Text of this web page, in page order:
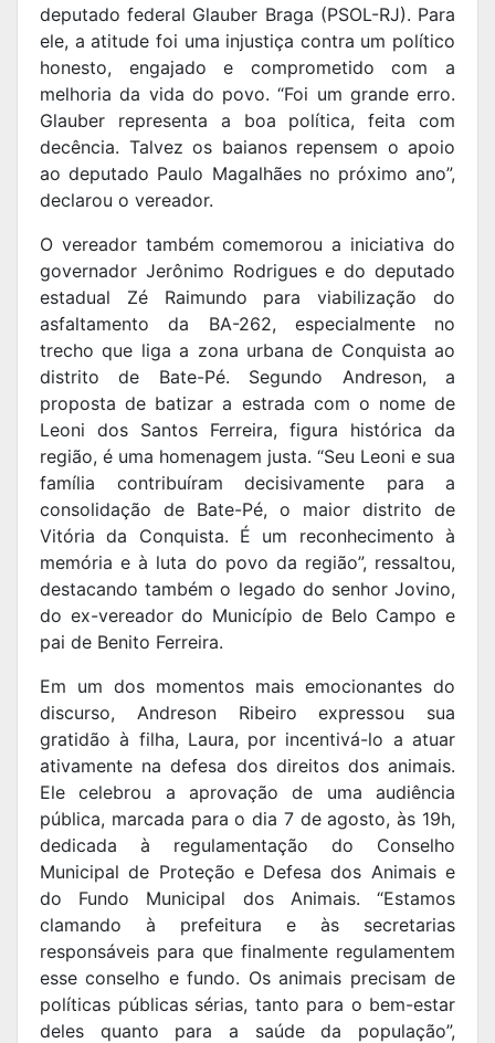
deputado federal Glauber Braga (PSOL-RJ). Para
ele, a atitude foi uma injustiça contra um político
honesto, engajado e comprometido com a
melhoria da vida do povo. “Foi um grande erro.
Glauber representa a boa política, feita com
decência. Talvez os baianos repensem o apoio
ao deputado Paulo Magalhães no próximo ano”,
declarou o vereador.
O vereador também comemorou a iniciativa do
governador Jerônimo Rodrigues e do deputado
estadual Zé Raimundo para viabilização do
asfaltamento da BA-262, especialmente no
trecho que liga a zona urbana de Conquista ao
distrito de Bate-Pé. Segundo Andreson, a
proposta de batizar a estrada com o nome de
Leoni dos Santos Ferreira, figura histórica da
região, é uma homenagem justa. “Seu Leoni e sua
família contribuíram decisivamente para a
consolidação de Bate-Pé, o maior distrito de
Vitória da Conquista. É um reconhecimento à
memória e à luta do povo da região”, ressaltou,
destacando também o legado do senhor Jovino,
do ex-vereador do Município de Belo Campo e
pai de Benito Ferreira.
Em um dos momentos mais emocionantes do
discurso, Andreson Ribeiro expressou sua
gratidão à filha, Laura, por incentivá-lo a atuar
ativamente na defesa dos direitos dos animais.
Ele celebrou a aprovação de uma audiência
pública, marcada para o dia 7 de agosto, às 19h,
dedicada à regulamentação do Conselho
Municipal de Proteção e Defesa dos Animais e
do Fundo Municipal dos Animais. “Estamos
clamando à prefeitura e às secretarias
responsáveis para que finalmente regulamentem
esse conselho e fundo. Os animais precisam de
políticas públicas sérias, tanto para o bem-estar
deles quanto para a saúde da população”,